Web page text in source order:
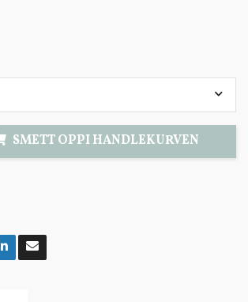
SMETT OPPI HANDLEKURVEN